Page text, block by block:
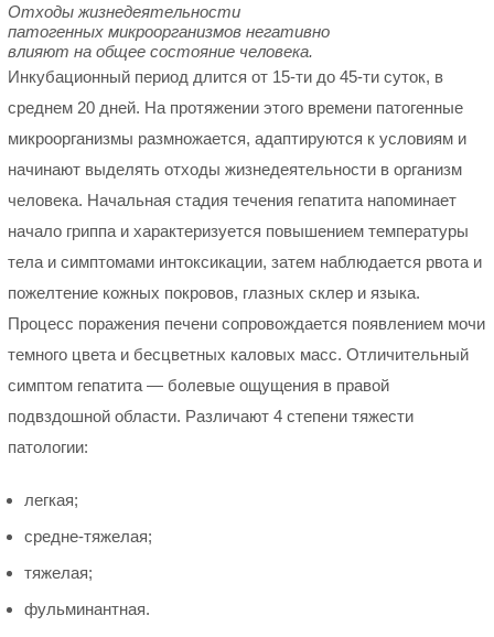
Отходы жизнедеятельности
патогенных микроорганизмов негативно
влияют на общее состояние человека.
Инкубационный период длится от 15-ти до 45-ти суток, в
среднем 20 дней. На протяжении этого времени патогенные
микроорганизмы размножается, адаптируются к условиям и
начинают выделять отходы жизнедеятельности в организм
человека. Начальная стадия течения гепатита напоминает
начало гриппа и характеризуется повышением температуры
тела и симптомами интоксикации, затем наблюдается рвота и
пожелтение кожных покровов, глазных склер и языка.
Процесс поражения печени сопровождается появлением мочи
темного цвета и бесцветных каловых масс. Отличительный
симптом гепатита — болевые ощущения в правой
подвздошной области. Различают 4 степени тяжести
патологии:
легкая;
средне-тяжелая;
тяжелая;
фульминантная.